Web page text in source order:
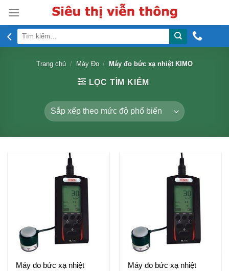
content
Tìm
kiếm:
Trang chủ / Máy Đo / Máy đo bức xạ nhiệt KIMO
LỌC TÌM KIẾM
Máy đo bức xạ nhiệt
Máy đo bức xạ nhiệt